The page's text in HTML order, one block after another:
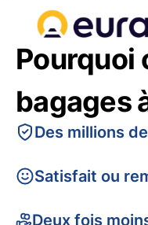
Pourquoi
bagages
Des millions
Satisfait ou
Deux fois